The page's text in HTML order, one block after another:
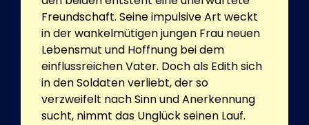
Freundschaft. Seine impulsive Art weckt
in der wankelmütigen jungen Frau neuen
Lebensmut und Hoffnung bei dem
einflussreichen Vater. Doch als Edith sich
in den Soldaten verliebt, der so
verzweifelt nach Sinn und Anerkennung
sucht, nimmt das Unglück seinen Lauf.